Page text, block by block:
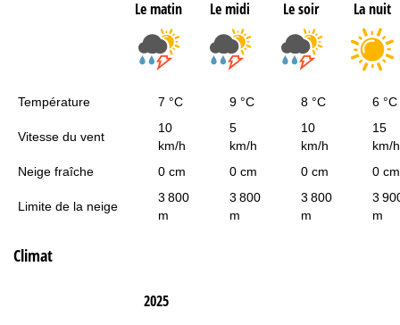
Le matin Le midi Le soir La nuit
Température 7 °C 9 °C 8 °C 6 °C
Vitesse du vent
10
km/h
5
km/h
10
km/h
15
km/h
Neige fraîche
0 cm 0 cm 0 cm 0 cm
Limite de la neige
3 800
m
3 800
m
3 800
m
3
m
Climat
2025